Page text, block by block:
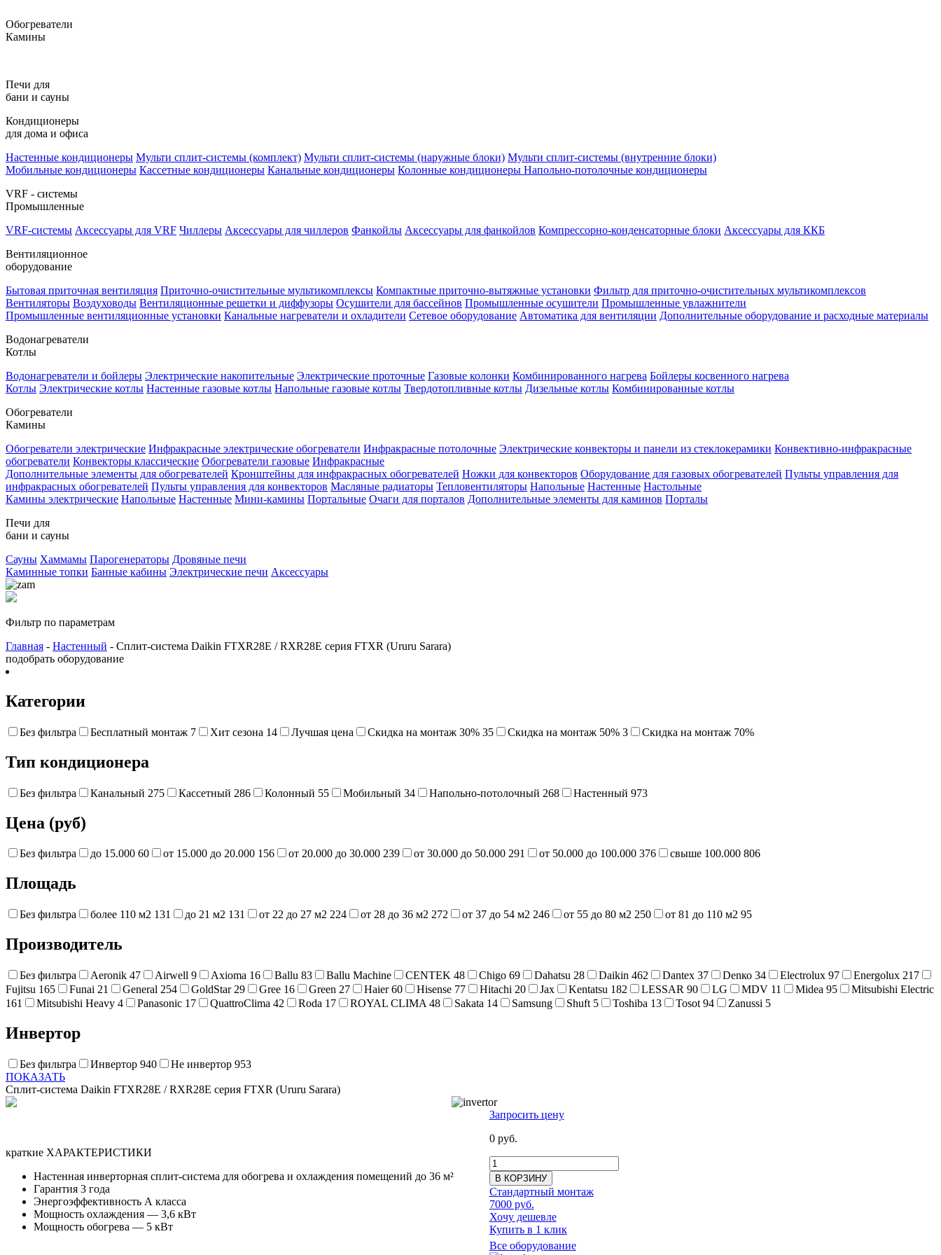
Обогреватели
Камины
Печи для
бани и сауны
Кондиционеры
для дома и офиса
Настенные кондиционеры Мульти сплит-системы (комплект) Мульти сплит-системы (наружные блоки) Мульти сплит-системы (внутренние блоки)
Мобильные кондиционеры Кассетные кондиционеры Канальные кондиционеры Колонные кондиционеры Напольно-потолочные кондиционеры
VRF - системы
Промышленные
VRF-системы Аксессуары для VRF Чиллеры Аксессуары для чиллеров Фанкойлы Аксессуары для фанкойлов Компрессорно-конденсаторные блоки Аксессуары для ККБ
Вентиляционное
оборудование
Бытовая приточная вентиляция Приточно-очистительные мультикомплексы Компактные приточно-вытяжные установки Фильтр для приточно-очистительных мультикомплексов
Вентиляторы Воздуховоды Вентиляционные решетки и диффузоры Осушители для бассейнов Промышленные осушители Промышленные увлажнители
Промышленные вентиляционные установки Канальные нагреватели и охладители Сетевое оборудование Автоматика для вентиляции Дополнительные оборудование и расходные материалы
Водонагреватели
Котлы
Водонагреватели и бойлеры Электрические накопительные Электрические проточные Газовые колонки Комбинированного нагрева Бойлеры косвенного нагрева
Котлы Электрические котлы Настенные газовые котлы Напольные газовые котлы Твердотопливные котлы Дизельные котлы Комбинированные котлы
Обогреватели
Камины
Обогреватели электрические Инфракрасные электрические обогреватели Инфракрасные потолочные Электрические конвекторы и панели из стеклокерамики Конвективно-инфракрасные
обогреватели Конвекторы классические Обогреватели газовые Инфракрасные
Дополнительные элементы для обогревателей Кронштейны для инфракрасных обогревателей Ножки для конвекторов Оборудование для газовых обогревателей Пульты управления для
инфракрасных обогревателей Пульты управления для конвекторов Масляные радиаторы Тепловентиляторы Напольные Настенные Настольные
Камины электрические Напольные Настенные Мини-камины Портальные Очаги для порталов Дополнительные элементы для каминов Порталы
Печи для
бани и сауны
Сауны Хаммамы Парогенераторы Дровяные печи
Каминные топки Банные кабины Электрические печи Аксессуары
Фильтр по параметрам
Главная - Настенный - Сплит-система Daikin FTXR28E / RXR28E серия FTXR (Ururu Sarara)
подобрать оборудование
Категории
Без фильтра Бесплатный монтаж 7 Хит сезона 14 Лучшая цена Cкидка на монтаж 30% 35 Скидка на монтаж 50% 3 Cкидка на монтаж 70%
Тип кондиционера
Без фильтра Канальный 275 Кассетный 286 Колонный 55 Мобильный 34 Напольно-потолочный 268 Настенный 973
Цена (руб)
Без фильтра до 15.000 60 от 15.000 до 20.000 156 от 20.000 до 30.000 239 от 30.000 до 50.000 291 от 50.000 до 100.000 376 свыше 100.000 806
Площадь
Без фильтра более 110 м2 131 до 21 м2 131 от 22 до 27 м2 224 от 28 до 36 м2 272 от 37 до 54 м2 246 от 55 до 80 м2 250 от 81 до 110 м2 95
Производитель
Без фильтра Aeronik 47 Airwell 9 Axioma 16 Ballu 83 Ballu Machine CENTEK 48 Chigo 69 Dahatsu 28 Daikin 462 Dantex 37 Denко 34 Electrolux 97 Energolux 217
Fujitsu 165 Funai 21 General 254 GoldStar 29 Gree 16 Green 27 Haier 60 Hisense 77 Hitachi 20 Jax Kentatsu 182 LESSAR 90 LG MDV 11 Midea 95
Mitsubishi Electric
161
Mitsubishi Heavy 4 Panasonic 17 QuattroClima 42 Roda 17 ROYAL CLIMA 48 Sakata 14 Samsung Shuft 5 Toshiba 13 Tosot 94 Zanussi 5
Инвертор
Без фильтра Инвертор 940 Не инвертор 953
ПОКАЗАТЬ
Сплит-система Daikin FTXR28E / RXR28E серия FTXR (Ururu Sarara)
Запросить цену
0 руб.
В КОРЗИНУ
Стандартный монтаж
7000 руб.
Хочу дешевле
Купить в 1 клик
Все оборудование
краткие ХАРАКТЕРИСТИКИ
Настенная инверторная сплит-система для обогрева и охлаждения помещений до 36 м²
Гарантия 3 года
Энергоэффективность А класса
Мощность охлаждения — 3,6 кВт
Мощность обогрева — 5 кВт